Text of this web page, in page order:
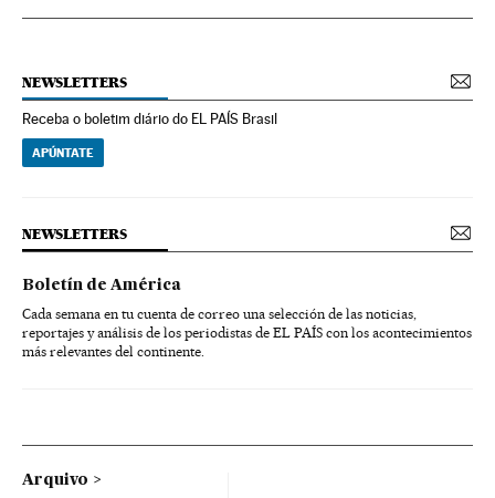
NEWSLETTERS
Receba o boletim diário do EL PAÍS Brasil
APÚNTATE
NEWSLETTERS
Boletín de América
Cada semana en tu cuenta de correo una selección de las noticias,
reportajes y análisis de los periodistas de EL PAÍS con los acontecimientos
más relevantes del continente.
Arquivo